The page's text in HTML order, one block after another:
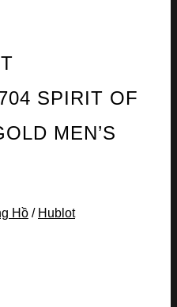
SPIRIT OF
MEN’S
Hồ / Hublot